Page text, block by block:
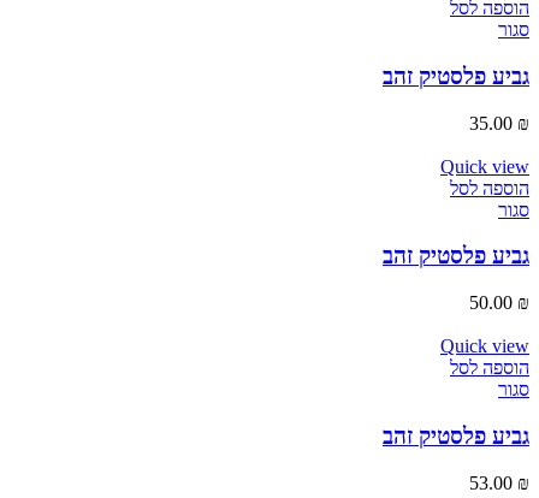
הוספה לסל
סגור
גביע פלסטיק זהב
35.00 ₪
Quick view
הוספה לסל
סגור
גביע פלסטיק זהב
50.00 ₪
Quick view
הוספה לסל
סגור
גביע פלסטיק זהב
53.00 ₪